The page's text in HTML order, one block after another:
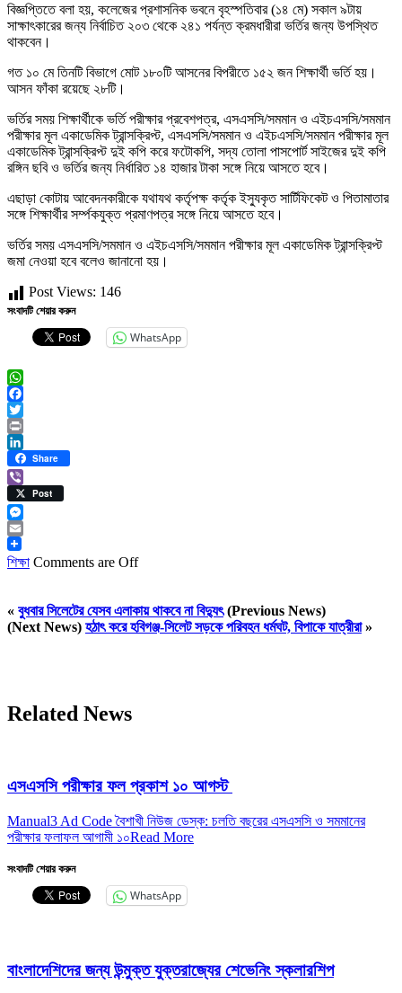
বিজ্ঞপ্তিতে বলা হয়, কলেজের প্রশাসনিক ভবনে বৃহস্পতিবার (১৪ মে) সকাল ৯টায়
সাক্ষাৎকারের জন্য নির্বাচিত ২০৩ থেকে ২৪১ পর্যন্ত ক্রমধারীরা ভর্তির জন্য উপস্থিত
থাকবেন।
গত ১০ মে তিনটি বিভাগে মোট ১৮০টি আসনের বিপরীতে ১৫২ জন শিক্ষার্থী ভর্তি হয়।
আসন ফাঁকা রয়েছে ২৮টি।
ভর্তির সময় শিক্ষার্থীকে ভর্তি পরীক্ষার প্রবেশপত্র, এসএসসি/সমমান ও এইচএসসি/সমমান
পরীক্ষার মূল একাডেমিক ট্রান্সক্রিপ্ট, এসএসসি/সমমান ও এইচএসসি/সমমান পরীক্ষার মূল
একাডেমিক ট্রান্সক্রিপ্ট দুই কপি করে ফটোকপি, সদ্য তোলা পাসপোর্ট সাইজের দুই কপি
রঙ্গিন ছবি ও ভর্তির জন্য নির্ধারিত ১৪ হাজার টাকা সঙ্গে নিয়ে আসতে হবে।
এছাড়া কোটায় আবেদনকারীকে যথাযথ কর্তৃপক্ষ কর্তৃক ইস্যুকৃত সার্টিফিকেট ও পিতামাতার
সঙ্গে শিক্ষার্থীর সর্ম্পকযুক্ত প্রমাণপত্র সঙ্গে নিয়ে আসতে হবে।
ভর্তির সময় এসএসসি/সমমান ও এইচএসসি/সমমান পরীক্ষার মূল একাডেমিক ট্রান্সক্রিপ্ট
জমা নেওয়া হবে বলেও জানানো হয়।
Post Views: 146
সংবাদটি শেয়ার করুন
WhatsApp
WhatsApp
Facebook
Twitter
Print
LinkedIn
Share
ViberPost
Messenger
Email
শিক্ষা Comments are Off
« বুধবার সিলেটের যেসব এলাকায় থাকবে না বিদ্যুৎ(Previous News)
(Next News) হঠাৎ করে হবিগঞ্জ-সিলেট সড়কে পরিবহন ধর্মঘট, বিপাকে যাত্রীরা»
Related News
এসএসসি পরীক্ষার ফল প্রকাশ ১০ আগস্ট
Manual3 Ad Code বৈশাখী নিউজ ডেস্ক: চলতি বছরের এসএসসি ও সমমানের
পরীক্ষার ফলাফল আগামী ১০Read More
সংবাদটি শেয়ার করুন
WhatsApp
বাংলাদেশিদের জন্য উন্মুক্ত যুক্তরাজ্যের শেভেনিং স্কলারশিপ